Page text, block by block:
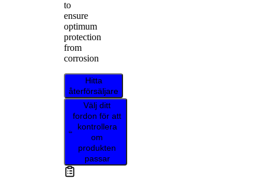
to
ensure
optimum
protection
from
corrosion
Hitta
återförsäljare
Välj ditt
fordon för att
kontrollera
om
produkten
passar